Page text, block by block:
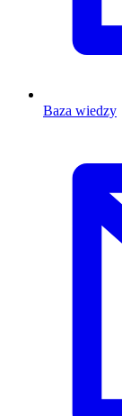
Baza wiedzy